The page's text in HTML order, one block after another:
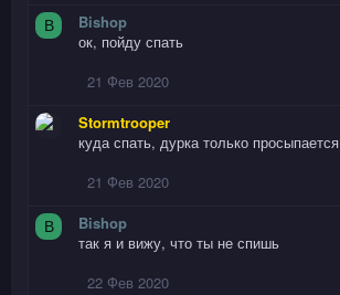
B
Bishop
ок, пойду спать
21 Фев 2020
Stormtrooper
куда спать, дурка только просыпается
21 Фев 2020
B
Bishop
так я и вижу, что ты не спишь
22 Фев 2020